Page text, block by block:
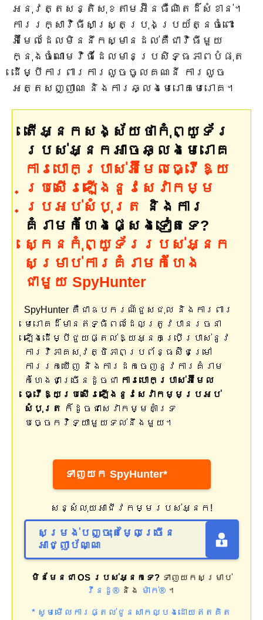
អនុវត្តសន្តិសុខតាមអ៊ីនធឺណិតដ៏សំខាន់។
ការរក្សាវិធីសាស្រ្តប្រុងប្រយ័ត្នចំពោះ
អ៊ីមែលដែលមិននឹកស្មានដល់គឺជាវិធីមួយ
ក្នុងចំណោមវិធីដែលមានប្រសិទ្ធភាពបំផុត
ដើម្បីការពារការលួចចូលគណនី ការលួច
អត្តសញ្ញាណ និងការឆ្លងមេរោគមេរោគ។
តើអ្នកសង្ស័យថាកុំព្យូទ័រ
របស់អ្នកអាចឆ្លងមេរោគ
ការបោកប្រាស់អ៊ីមែលធ្វើឱ្យ
ប្រសើរឡើងនូវសេវាកម្ម
ប្រអប់សំបុត្រ
និងការ
គំរាមកំហែងផ្សេងទៀតទេ?
ស្កេនកុំព្យូទ័ររបស់អ្នក
សម្រាប់ការគំរាមកំហែង
ជាមួយ SpyHunter
SpyHunter គឺជាឧបករណ៍ជួសជុល និងការពារ
មេរោគដ៏មានឥទ្ធិពលដែលត្រូវបានរចនា
ឡើងដើម្បីជួយផ្តល់ឱ្យអ្នកប្រើប្រាស់នូវ
ការវិភាគសុវត្ថិភាពប្រព័ន្ធស៊ីជម្រៅ
ការរកឃើញ និងការដកចេញនូវការគំរាម
កំហែងជាច្រើនដូចជា ការបោកប្រាស់អ៊ីមែល
ធ្វើឱ្យប្រសើរឡើងនូវសេវាកម្មប្រអប់
សំបុត្រ
ក៏ដូចជាសេវាកម្មគាំទ្រ
បច្ចេកវិទ្យាមួយទល់នឹងមួយ។
ទាញយក SpyHunter*
សន្សំលុយអាជីវកម្មរបស់អ្នក!
សម្រង់បញ្ចុះតម្លៃច្រើន
អាជ្ញាប័ណ្ណ
មិនមែនជា OS របស់អ្នកទេ?ទាញយកសម្រាប់
វីនដូ® និង ម៉ាក់® ។
* សូមមើលការផ្តល់ជូនសាកល្បងដោយឥតគិត